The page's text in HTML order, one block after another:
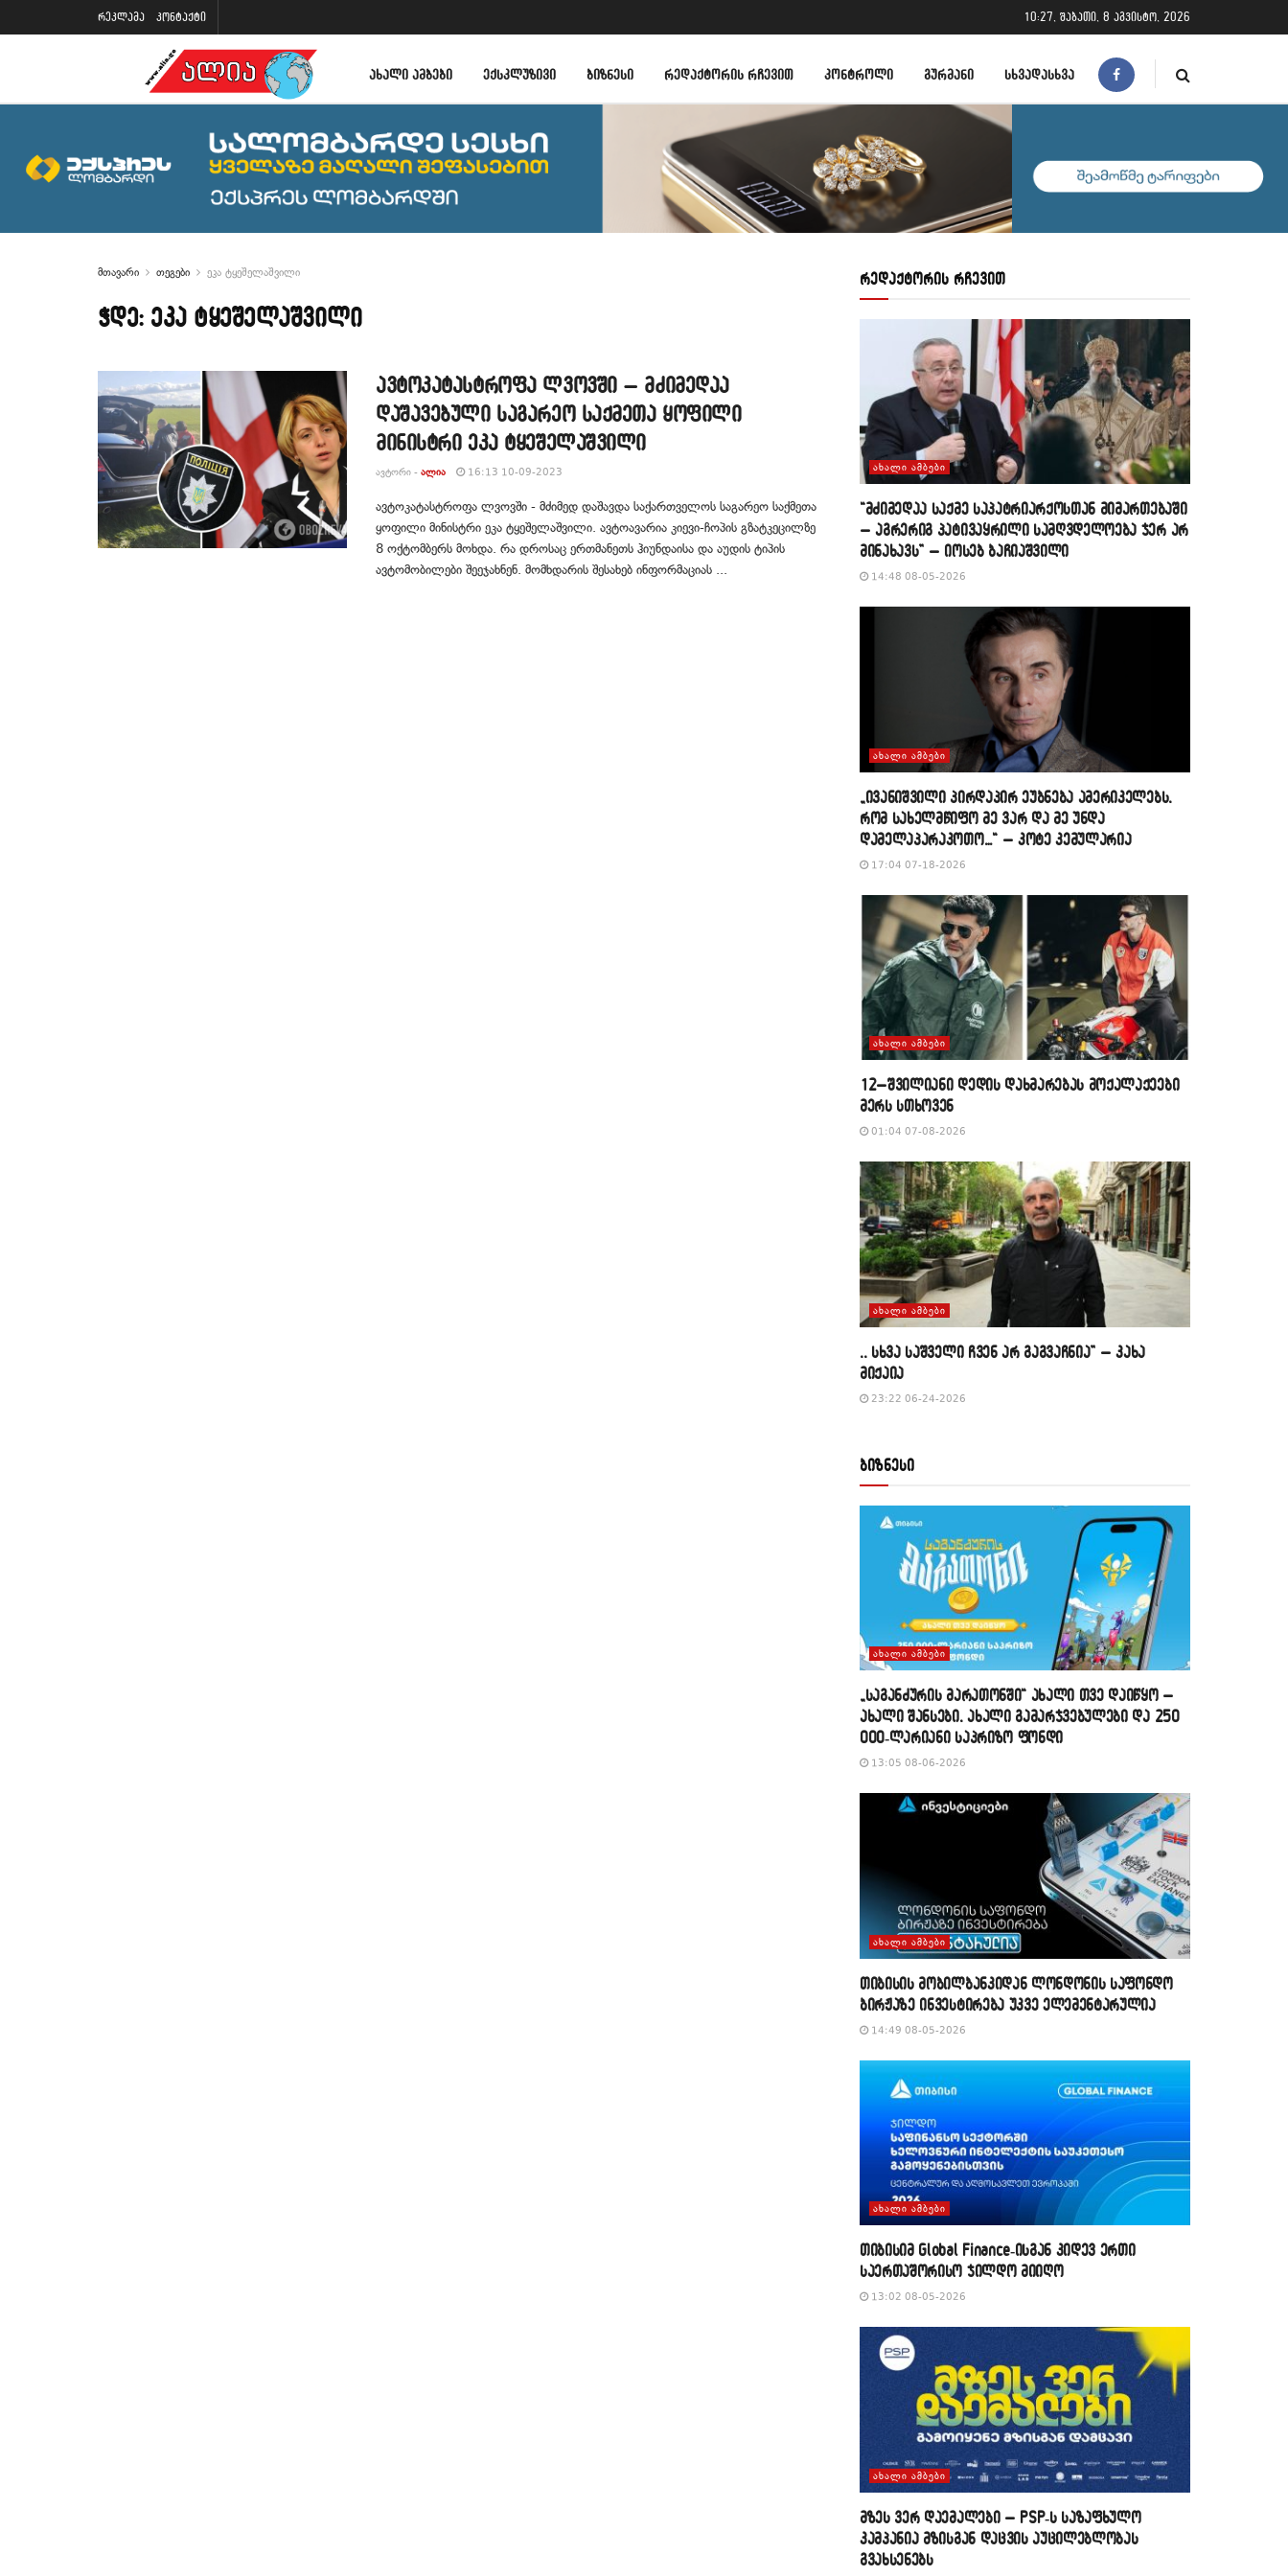
რეკლამა კონტაქტი 10:27, შაბათი, 8 აგვისტო, 2026
ᲐᲮᲐᲚᲘ ᲐᲛᲑᲔᲑᲘ ᲔᲥᲡᲙᲚᲣᲖᲘᲕᲘ ᲑᲘᲖᲜᲔᲡᲘ ᲠᲔᲓᲐᲥᲢᲝᲠᲘᲡ ᲠᲩᲔᲕᲘᲗ ᲙᲝᲜᲢᲠᲝᲚᲘ ᲒᲣᲠᲛᲐᲜᲘ ᲡᲮᲕᲐᲓᲐᲡᲮᲕᲐ
მთავარი თეგები ეკა ტყეშელაშვილი
ჭდე: ეკა ტყეშელაშვილი
ავტოკატასტროფა ლვოვში – მძიმედაა
დაშავებული საგარეო საქმეთა ყოფილი
მინისტრი ეკა ტყეშელაშვილი
ᲐᲕᲢᲝᲠᲘ - ᲐᲚᲘᲐ 16:13 10-09-2023
ავტოკატასტროფა ლვოვში - მძიმედ დაშავდა საქართველოს საგარეო საქმეთა
ყოფილი მინისტრი ეკა ტყეშელაშვილი. ავტოავარია კიევი-ჩოპის გზატკეცილზე
8 ოქტომბერს მოხდა. რა დროსაც ერთმანეთს ჰიუნდაისა და აუდის ტიპის
ავტომობილები შეეჯახნენ. მომხდარის შესახებ ინფორმაციას ...
რედაქტორის რჩევით
ᲐᲮᲐᲚᲘ ᲐᲛᲑᲔᲑᲘ
“მძიმედაა საქმე საპატრიარქოსთან მიმართებაში
– აგრერიგ პატივაყრილი სამღვდელოება ჯერ არ
მინახავს” – იოსებ ბაჩიაშვილი
14:48 08-05-2026
ᲐᲮᲐᲚᲘ ᲐᲛᲑᲔᲑᲘ
„ივანიშვილი პირდაპირ ეუბნება ამერიკელებს,
რომ სახელმწიფო მე ვარ და მე უნდა
დამელაპარაკოთო…“ – კოტე კემულარია
17:04 07-18-2026
ᲐᲮᲐᲚᲘ ᲐᲛᲑᲔᲑᲘ
12–შვილიანი დედის დახმარებას მოქალაქეები
მერს სთხოვენ
01:04 07-08-2026
ᲐᲮᲐᲚᲘ ᲐᲛᲑᲔᲑᲘ
,, სხვა საშველი ჩვენ არ გაგვაჩნია” – კახა
მიქაია
23:22 06-24-2026
ბიზნესი
ᲐᲮᲐᲚᲘ ᲐᲛᲑᲔᲑᲘ
„საგანძურის მარათონში“ ახალი თვე დაიწყო –
ახალი შანსები, ახალი გამარჯვებულები და 250
000-ლარიანი საპრიზო ფონდი
13:05 08-06-2026
ᲐᲮᲐᲚᲘ ᲐᲛᲑᲔᲑᲘ
თიბისის მობილბანკიდან ლონდონის საფონდო
ბირჟაზე ინვესტირება უკვე ელემენტარულია
14:49 08-05-2026
ᲐᲮᲐᲚᲘ ᲐᲛᲑᲔᲑᲘ
თიბისიმ Global Finance-ისგან კიდევ ერთი
საერთაშორისო ჯილდო მიიღო
13:02 08-05-2026
ᲐᲮᲐᲚᲘ ᲐᲛᲑᲔᲑᲘ
მზეს ვერ დაემალები – PSP-ს საზაფხულო
კამპანია მზისგან დაცვის აუცილებლობას
გვახსენებს